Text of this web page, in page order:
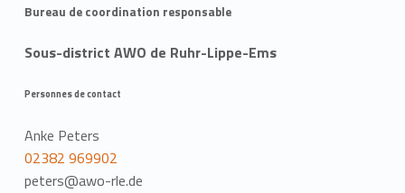
Bureau de coordination responsable
Sous-district AWO de Ruhr-Lippe-Ems
Personnes de contact
Anke Peters
02382 969902
peters@awo-rle.de